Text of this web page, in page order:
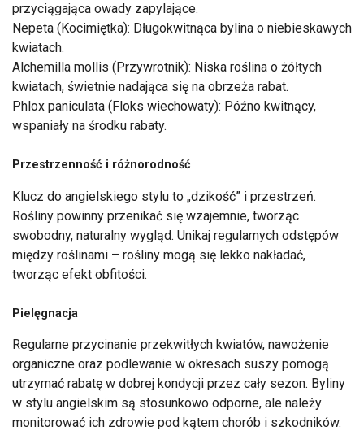
przyciągająca owady zapylające.
Nepeta (Kocimiętka): Długokwitnąca bylina o niebieskawych
kwiatach.
Alchemilla mollis (Przywrotnik): Niska roślina o żółtych
kwiatach, świetnie nadająca się na obrzeża rabat.
Phlox paniculata (Floks wiechowaty): Późno kwitnący,
wspaniały na środku rabaty.
Przestrzenność i różnorodność
Klucz do angielskiego stylu to „dzikość” i przestrzeń.
Rośliny powinny przenikać się wzajemnie, tworząc
swobodny, naturalny wygląd. Unikaj regularnych odstępów
między roślinami – rośliny mogą się lekko nakładać,
tworząc efekt obfitości.
Pielęgnacja
Regularne przycinanie przekwitłych kwiatów, nawożenie
organiczne oraz podlewanie w okresach suszy pomogą
utrzymać rabatę w dobrej kondycji przez cały sezon. Byliny
w stylu angielskim są stosunkowo odporne, ale należy
monitorować ich zdrowie pod kątem chorób i szkodników.